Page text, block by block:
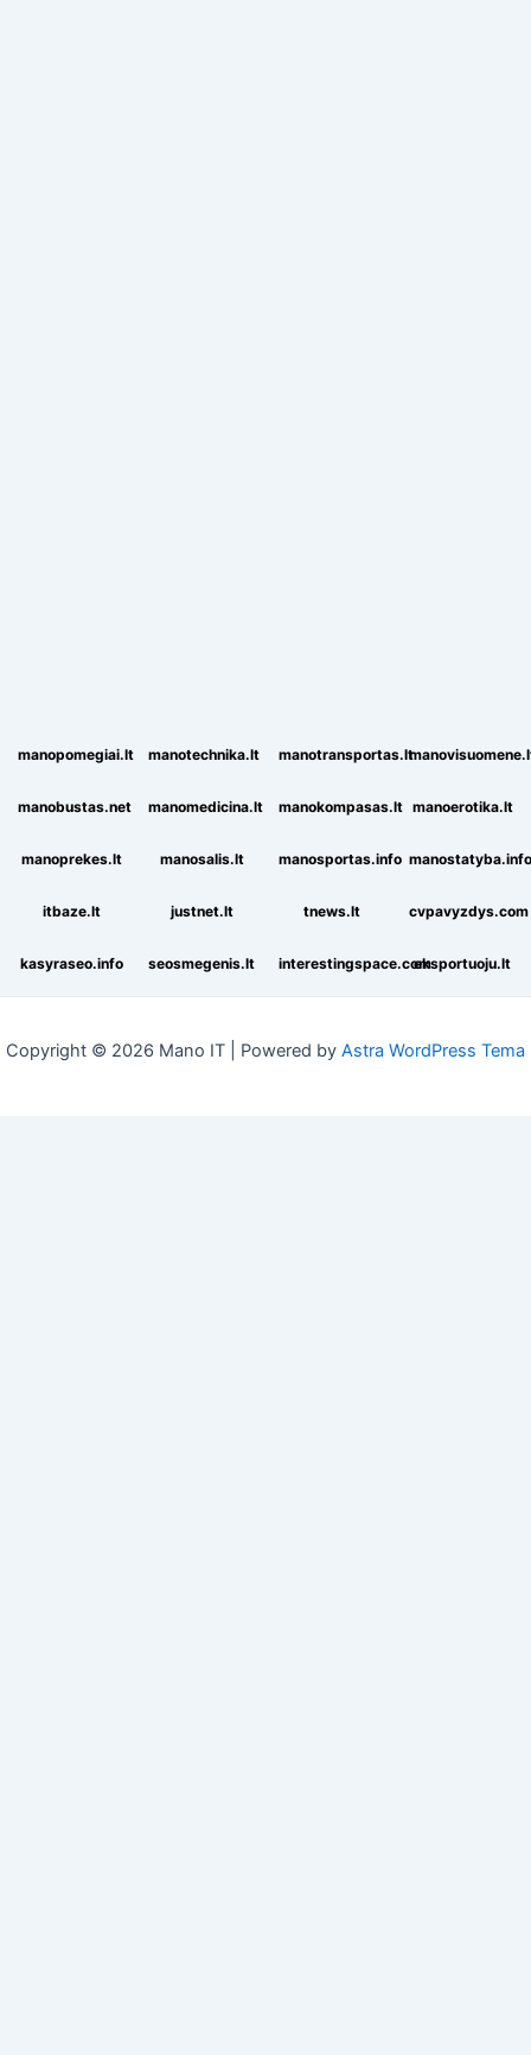
manopomegiai.lt manotechnika.lt manotransportas.lt
manobustas.net manomedicina.lt manokompasas.lt manoerotika.lt
manoprekes.lt manosalis.lt manosportas.info manostatyba.info
itbaze.lt justnet.lt tnews.lt cvpavyzdys.com
kasyraseo.info seosmegenis.lt interestingspace.comeksportuoju.lt
Copyright © 2026 Mano IT | Powered by Astra WordPress Tema